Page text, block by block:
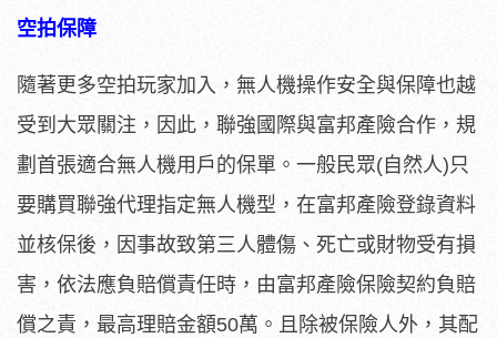
空拍保障
隨著更多空拍玩家加入，無人機操作安全與保障也越
受到大眾關注，因此，聯強國際與富邦產險合作，規
劃首張適合無人機用戶的保單。一般民眾(自然人)只
要購買聯強代理指定無人機型，在富邦產險登錄資料
並核保後，因事故致第三人體傷、死亡或財物受有損
害，依法應負賠償責任時，由富邦產險保險契約負賠
償之責，最高理賠金額50萬。且除被保險人外，其配